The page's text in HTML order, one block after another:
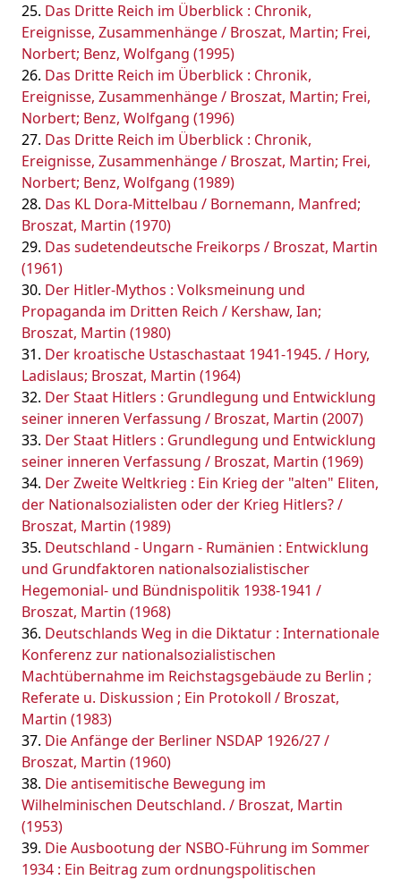
Das Dritte Reich im Überblick : Chronik,
Ereignisse, Zusammenhänge / Broszat, Martin; Frei,
Norbert; Benz, Wolfgang (1995)
Das Dritte Reich im Überblick : Chronik,
Ereignisse, Zusammenhänge / Broszat, Martin; Frei,
Norbert; Benz, Wolfgang (1996)
Das Dritte Reich im Überblick : Chronik,
Ereignisse, Zusammenhänge / Broszat, Martin; Frei,
Norbert; Benz, Wolfgang (1989)
Das KL Dora-Mittelbau / Bornemann, Manfred;
Broszat, Martin (1970)
Das sudetendeutsche Freikorps / Broszat, Martin
(1961)
Der Hitler-Mythos : Volksmeinung und
Propaganda im Dritten Reich / Kershaw, Ian;
Broszat, Martin (1980)
Der kroatische Ustaschastaat 1941-1945. / Hory,
Ladislaus; Broszat, Martin (1964)
Der Staat Hitlers : Grundlegung und Entwicklung
seiner inneren Verfassung / Broszat, Martin (2007)
Der Staat Hitlers : Grundlegung und Entwicklung
seiner inneren Verfassung / Broszat, Martin (1969)
Der Zweite Weltkrieg : Ein Krieg der "alten" Eliten,
der Nationalsozialisten oder der Krieg Hitlers? /
Broszat, Martin (1989)
Deutschland - Ungarn - Rumänien : Entwicklung
und Grundfaktoren nationalsozialistischer
Hegemonial- und Bündnispolitik 1938-1941 /
Broszat, Martin (1968)
Deutschlands Weg in die Diktatur : Internationale
Konferenz zur nationalsozialistischen
Machtübernahme im Reichstagsgebäude zu Berlin ;
Referate u. Diskussion ; Ein Protokoll / Broszat,
Martin (1983)
Die Anfänge der Berliner NSDAP 1926/27 /
Broszat, Martin (1960)
Die antisemitische Bewegung im
Wilhelminischen Deutschland. / Broszat, Martin
(1953)
Die Ausbootung der NSBO-Führung im Sommer
1934 : Ein Beitrag zum ordnungspolitischen